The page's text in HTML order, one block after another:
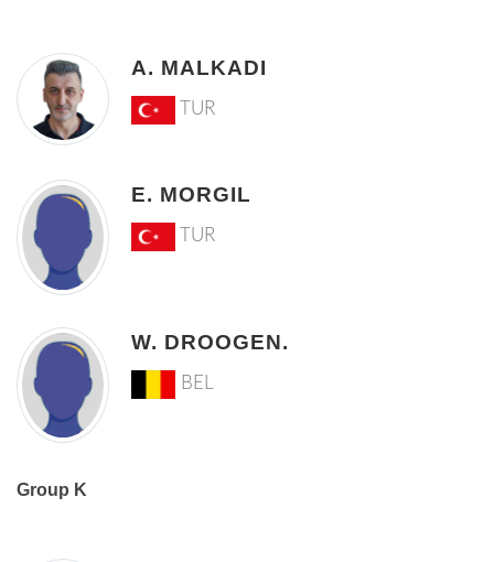
A. MALKADI
TUR
E. MORGIL
TUR
W. DROOGEN.
BEL
Group K